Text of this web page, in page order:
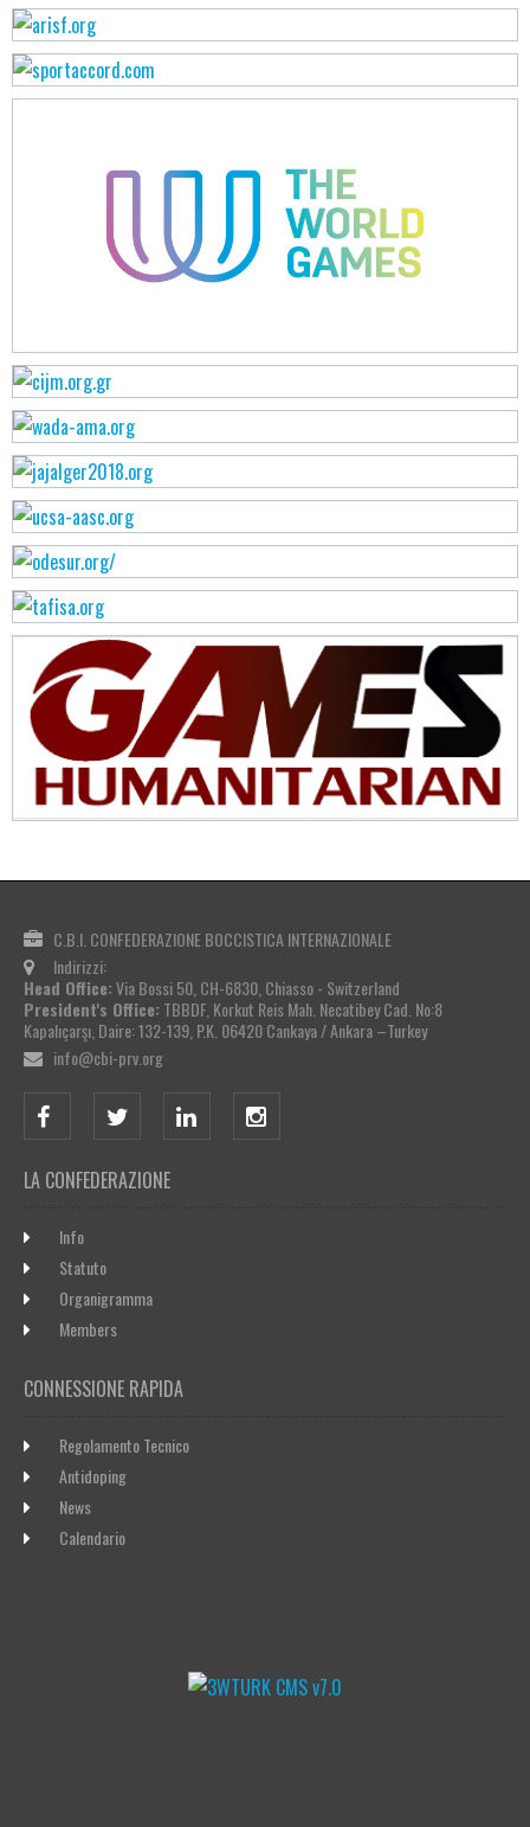
C.B.I. CONFEDERAZIONE BOCCISTICA INTERNAZIONALE
Indirizzi:
Head Office:Via Bossi 50, CH-6830, Chiasso - Switzerland
President's Office: TBBDF, Korkut Reis Mah. Necatibey Cad. No:8
Kapalıçarşı, Daire: 132-139, P.K. 06420 Cankaya / Ankara –Turkey
info@cbi-prv.org
LA CONFEDERAZIONE
Info
Statuto
Organigramma
Members
CONNESSIONE RAPIDA
Regolamento Tecnico
Antidoping
News
Calendario